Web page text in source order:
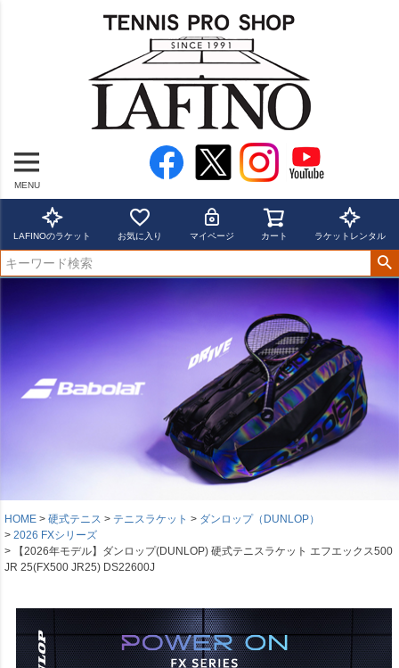
MENU
LAFINOのラケット お気に入り マイページ カート ラケットレンタル
HOME 硬式テニス テニスラケット
ダンロップ（DUNLOP）
2026 FXシリーズ
【2026年モデル】ダンロップ(DUNLOP) 硬式テニスラケット エフエックス500
JR 25(FX500 JR25) DS22600J